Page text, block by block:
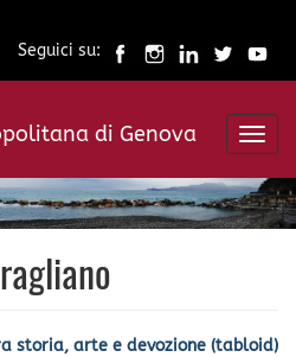
Seguici su:
di Genova
storia, arte e devozione (tabloid)